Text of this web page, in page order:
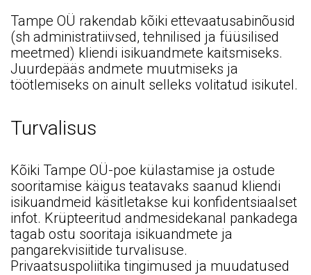
Tampe OÜ rakendab kõiki ettevaatusabinõusid
(sh administratiivsed, tehnilised ja füüsilised
meetmed) kliendi isikuandmete kaitsmiseks.
Juurdepääs andmete muutmiseks ja
töötlemiseks on ainult selleks volitatud isikutel.
Turvalisus
Kõiki Tampe OÜ-poe külastamise ja ostude
sooritamise käigus teatavaks saanud kliendi
isikuandmeid käsitletakse kui konfidentsiaalset
infot. Krüpteeritud andmesidekanal pankadega
tagab ostu sooritaja isikuandmete ja
pangarekvisiitide turvalisuse.
Privaatsuspoliitika tingimused ja muudatused